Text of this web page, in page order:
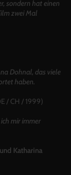
sondern hat einen
zwei Mal
Dohnal, das viele
haben.
/ CH / 1999)
mir immer
Katharina